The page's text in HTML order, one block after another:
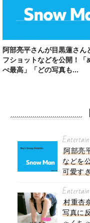
阿部亮平さんが目黒蓮さん
フショットなどを公開！「
べ最高」「どの写真も...
阿部亮
などを
可愛す
村重杏
写真に